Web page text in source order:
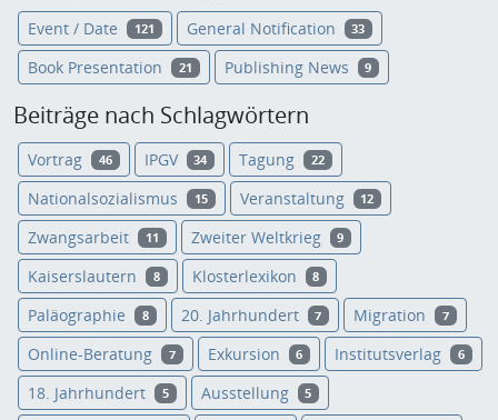
Event / Date 121 General Notification 33
Book Presentation 21 Publishing News 9
Beiträge nach Schlagwörtern
Vortrag 46 IPGV 34 Tagung 22
Nationalsozialismus 15 Veranstaltung 12
Zwangsarbeit 11 Zweiter Weltkrieg 9
Kaiserslautern 8 Klosterlexikon 8
Paläographie 8 20. Jahrhundert 7 Migration 7
Online-Beratung 7 Exkursion 6 Institutsverlag 6
18. Jahrhundert 5 Ausstellung 5